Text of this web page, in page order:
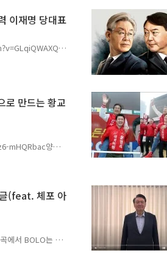
참석하라고 종
지 아는가? 아니
이에 급급한 자
삼아 대통령..
이재명 당대표
대표에게는 무
스팅을 준비하면
떠한가? 온갖 법
다가 위증교사
로 만드는 황교
mHQRbac양의
석열 대통령 탄
변론을 펼쳤다.
대통령 변호인단
법부에 속해있는
례로 이어져오
얼마나 어렵겠
(feat. 체포 아
에서 BOLO는 나
은 어떤 면에서
한 윤석열 대